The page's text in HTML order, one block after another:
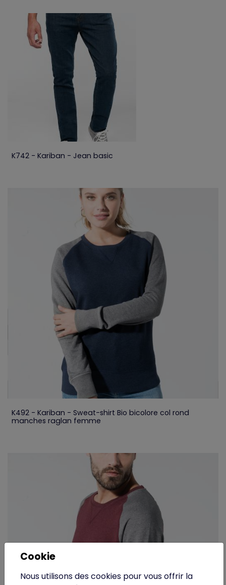
K742 - Kariban - Jean basic
K492 - Kariban - Sweat-shirt Bio bicolore col rond
manches raglan femme
Cookie
Nous utilisons des cookies pour vous offrir la